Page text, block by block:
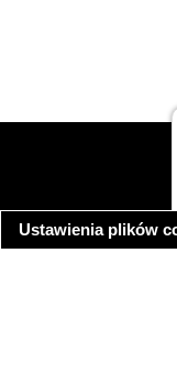
Ustawienia plików